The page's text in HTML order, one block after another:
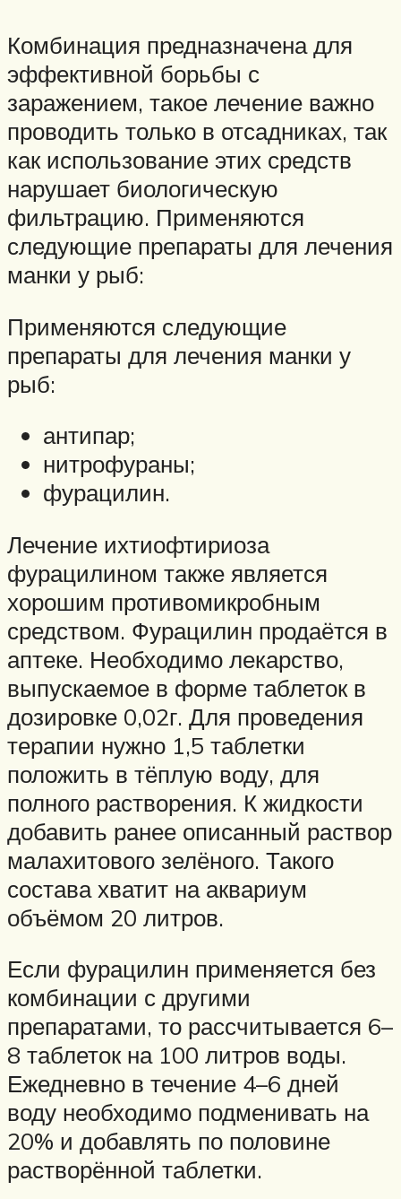
Комбинация предназначена для
эффективной борьбы с
заражением, такое лечение важно
проводить только в отсадниках, так
как использование этих средств
нарушает биологическую
фильтрацию. Применяются
следующие препараты для лечения
манки у рыб:
Применяются следующие
препараты для лечения манки у
рыб:
антипар;
нитрофураны;
фурацилин.
Лечение ихтиофтириоза
фурацилином также является
хорошим противомикробным
средством. Фурацилин продаётся в
аптеке. Необходимо лекарство,
выпускаемое в форме таблеток в
дозировке 0,02г. Для проведения
терапии нужно 1,5 таблетки
положить в тёплую воду, для
полного растворения. К жидкости
добавить ранее описанный раствор
малахитового зелёного. Такого
состава хватит на аквариум
объёмом 20 литров.
Если фурацилин применяется без
комбинации с другими
препаратами, то рассчитывается 6–
8 таблеток на 100 литров воды.
Ежедневно в течение 4–6 дней
воду необходимо подменивать на
20% и добавлять по половине
растворённой таблетки.